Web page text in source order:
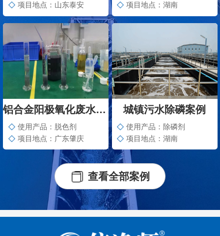
项目地点：山东泰安
项目地点：湖南
铝合金阳极氧化废水脱色案例
使用产品：脱色剂
项目地点：广东肇庆
城镇污水除磷案例
使用产品：除磷剂
项目地点：湖南
查看全部案例